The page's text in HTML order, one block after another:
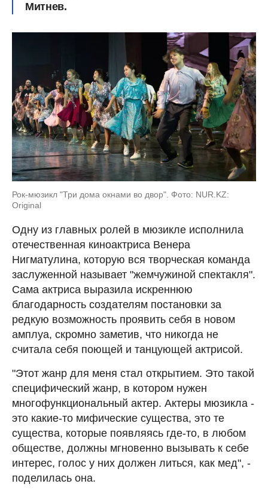
Митнев.
Рок-мюзикл "Три дома окнами во двор". Фото: NUR.KZ:
Original
Одну из главных ролей в мюзикле исполнила
отечественная киноактриса Венера
Нигматулина, которую вся творческая команда
заслуженной называет "жемчужиной спектакля".
Сама актриса выразила искреннюю
благодарность создателям постановки за
редкую возможность проявить себя в новом
амплуа, скромно заметив, что никогда не
считала себя поющей и танцующей актрисой.
"Этот жанр для меня стал открытием. Это такой
специфический жанр, в котором нужен
многофункциональный актер. Актеры мюзикла -
это какие-то мифические существа, это те
существа, которые появляясь где-то, в любом
обществе, должны мгновенно вызывать к себе
интерес, голос у них должен литься, как мед", -
поделилась она.